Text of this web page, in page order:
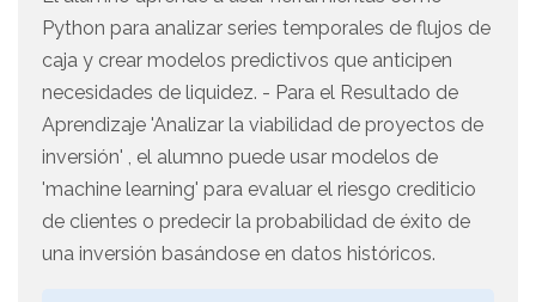
Python para analizar series temporales de flujos de
caja y crear modelos predictivos que anticipen
necesidades de liquidez. - Para el Resultado de
Aprendizaje 'Analizar la viabilidad de proyectos de
inversión' , el alumno puede usar modelos de
'machine learning' para evaluar el riesgo crediticio
de clientes o predecir la probabilidad de éxito de
una inversión basándose en datos históricos.